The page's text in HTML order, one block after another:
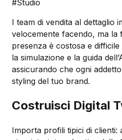
#Studio
I team di vendita al dettaglio
velocemente facendo, ma la
presenza è costosa e
la simulazione e la guida
assicurando che ogni
styling del tuo brand.
Costruisci Digital
Importa profili tipici di clienti: